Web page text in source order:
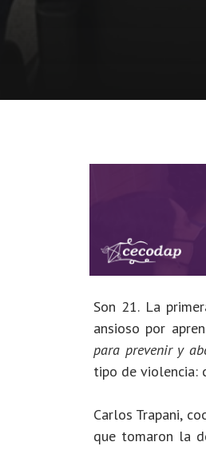
Son 21. La
ansioso por
para prevenir y
tipo de violencia:
Carlos Trapani,
que tomaron la